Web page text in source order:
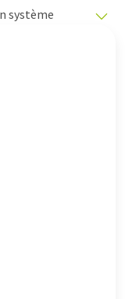
système
présenter
est possible
peut être